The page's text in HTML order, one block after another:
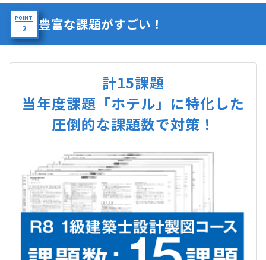
POINT
2 豊富な課題がすごい！
計15課題
当年度課題「ホテル」に特化した
圧倒的な課題数で対策！